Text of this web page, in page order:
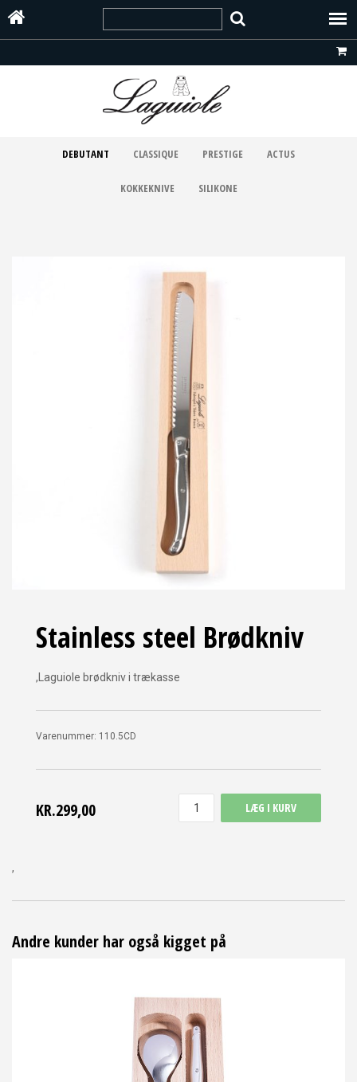
DEBUTANT CLASSIQUE PRESTIGE ACTUS
KOKKEKNIVE SILIKONE
Stainless steel Brødkniv
,Laguiole brødkniv i trækasse
Varenummer: 110.5CD
KR.299,00 LÆG I KURV
,
Andre kunder har også kigget på